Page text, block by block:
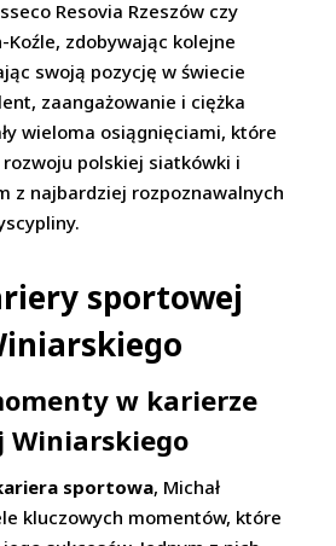
Resovia Rzeszów czy
Koźle, zdobywając kolejne
swoją pozycję w świecie
zaangażowanie i ciężka
wieloma osiągnięciami, które
rozwoju polskiej siatkówki i
z najbardziej rozpoznawalnych
sportowej
w karierze
sportowa, Michał
kluczowych momentów, które